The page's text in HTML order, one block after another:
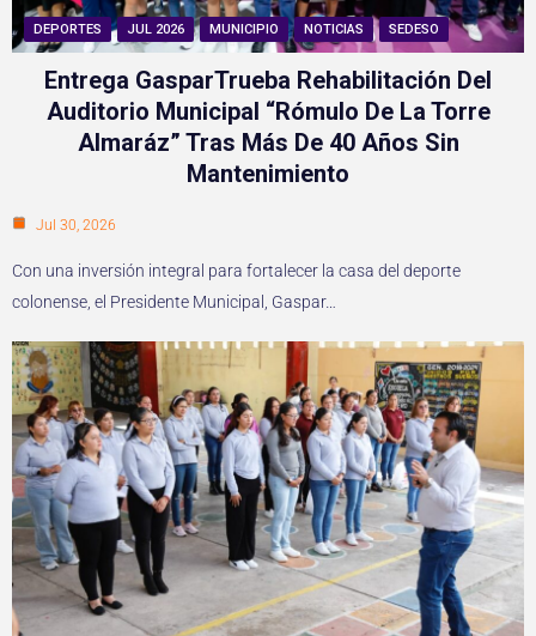
DEPORTES JUL 2026 MUNICIPIO NOTICIAS SEDESO
Entrega GasparTrueba Rehabilitación Del
Auditorio Municipal “Rómulo De La Torre
Almaráz” Tras Más De 40 Años Sin
Mantenimiento
Jul 30, 2026
Con una inversión integral para fortalecer la casa del deporte
colonense, el Presidente Municipal, Gaspar…